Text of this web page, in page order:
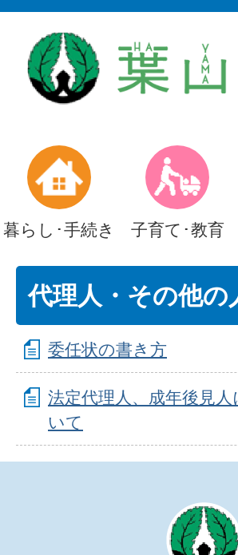
暮らし･手続き 子育て･教育
代理人・その他の
委任状の書き方
法定代理人、成年後見人
いて